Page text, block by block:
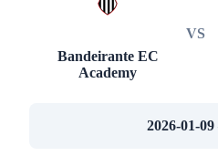
Bandeirante EC
Academy
VS
2026-01-09